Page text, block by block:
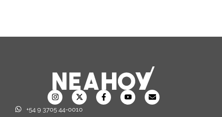
+54 9 3705 44-0010